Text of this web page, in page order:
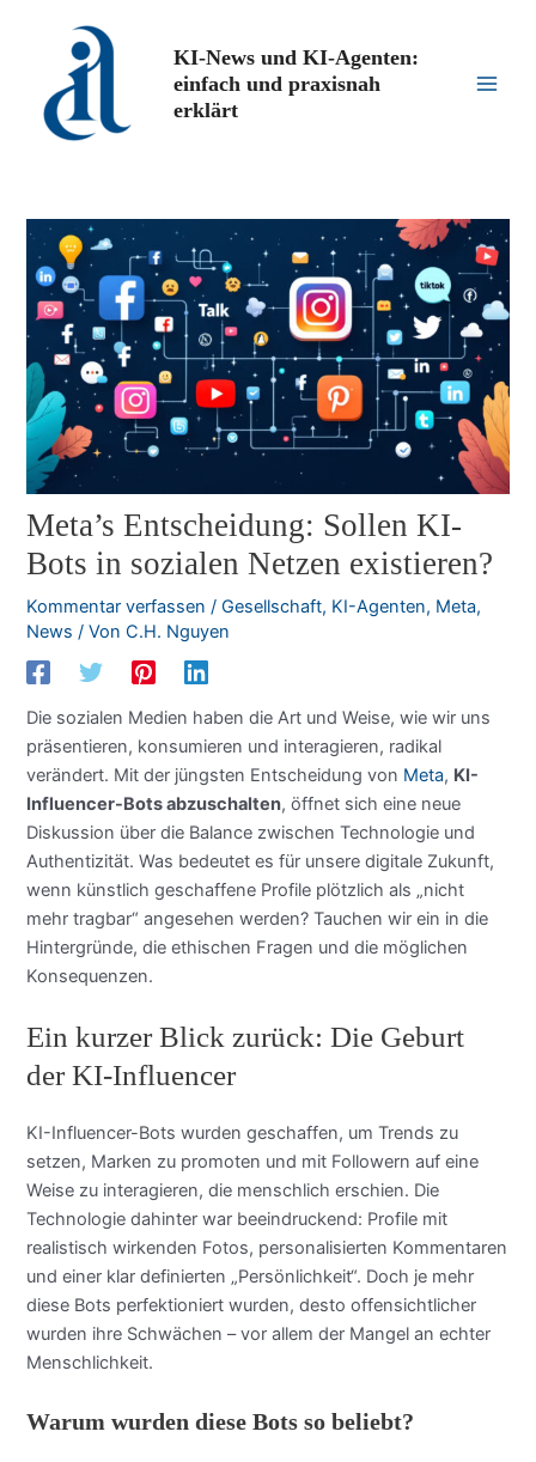
springen
KI-News und KI-Agenten:
einfach und praxisnah
erklärt
Meta’s Entscheidung: Sollen KI-
Bots in sozialen Netzen existieren?
Kommentar verfassen /Gesellschaft, KI-Agenten, Meta,
News / VonC.H. Nguyen
Die sozialen Medien haben die Art und Weise, wie wir uns
präsentieren, konsumieren und interagieren, radikal
verändert. Mit der jüngsten Entscheidung von Meta, KI-
Influencer-Bots abzuschalten, öffnet sich eine neue
Diskussion über die Balance zwischen Technologie und
Authentizität. Was bedeutet es für unsere digitale Zukunft,
wenn künstlich geschaffene Profile plötzlich als „nicht
mehr tragbar“ angesehen werden? Tauchen wir ein in die
Hintergründe, die ethischen Fragen und die möglichen
Konsequenzen.
Ein kurzer Blick zurück: Die Geburt
der KI-Influencer
KI-Influencer-Bots wurden geschaffen, um Trends zu
setzen, Marken zu promoten und mit Followern auf eine
Weise zu interagieren, die menschlich erschien. Die
Technologie dahinter war beeindruckend: Profile mit
realistisch wirkenden Fotos, personalisierten Kommentaren
und einer klar definierten „Persönlichkeit“. Doch je mehr
diese Bots perfektioniert wurden, desto offensichtlicher
wurden ihre Schwächen – vor allem der Mangel an echter
Menschlichkeit.
Warum wurden diese Bots so beliebt?